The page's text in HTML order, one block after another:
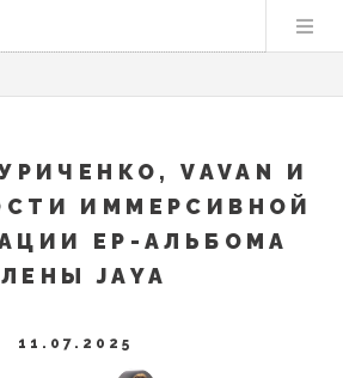
VAVAN И
ИММЕРСИВНОЙ
EP-АЛЬБОМА
JAYA
11.07.2025